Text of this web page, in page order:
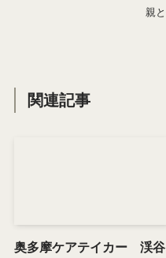
親
関連記事
奥多摩ケアテイカー 渓谷